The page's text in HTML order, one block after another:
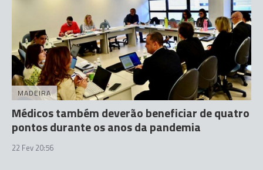
MADEIRA
Médicos também deverão beneficiar de quatro
pontos durante os anos da pandemia
22 Fev 20:56